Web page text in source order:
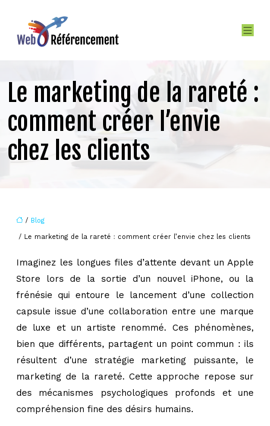
Le marketing de la rareté :
comment créer l’envie
chez les clients
/ Blog
/ Le marketing de la rareté : comment créer l’envie chez les clients
Imaginez les longues files d’attente devant un Apple
Store lors de la sortie d’un nouvel iPhone, ou la
frénésie qui entoure le lancement d’une collection
capsule issue d’une collaboration entre une marque
de luxe et un artiste renommé. Ces phénomènes,
bien que différents, partagent un point commun : ils
résultent d’une stratégie marketing puissante, le
marketing de la rareté. Cette approche repose sur
des mécanismes psychologiques profonds et une
compréhension fine des désirs humains.